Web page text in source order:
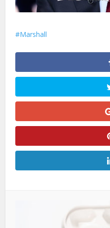
Marshall